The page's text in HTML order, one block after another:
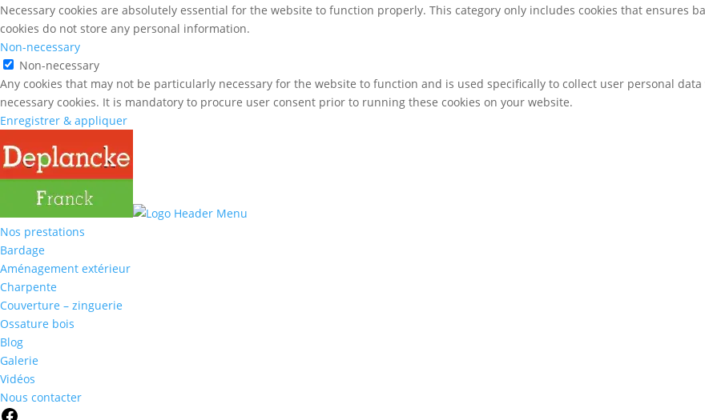
Necessary cookies are absolutely essential for the website to function properly. This category only includes cookies that ensures
cookies do not store any personal information.
Non-necessary
Non-necessary
Any cookies that may not be particularly necessary for the website to function and is used specifically to collect user personal
necessary cookies. It is mandatory to procure user consent prior to running these cookies on your website.
Enregistrer & appliquer
Nos prestations
Bardage
Aménagement extérieur
Charpente
Couverture – zinguerie
Ossature bois
Blog
Galerie
Vidéos
Nous contacter